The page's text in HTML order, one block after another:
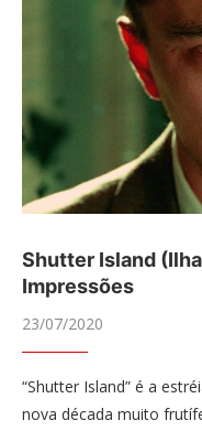
Shutter Island
Impressões
23/07/2020
“Shutter Island” é a
nova década muito